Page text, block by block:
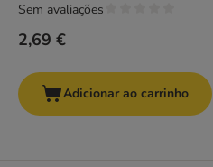
2,69 €
Sem avaliações
Adicionar ao carrinho